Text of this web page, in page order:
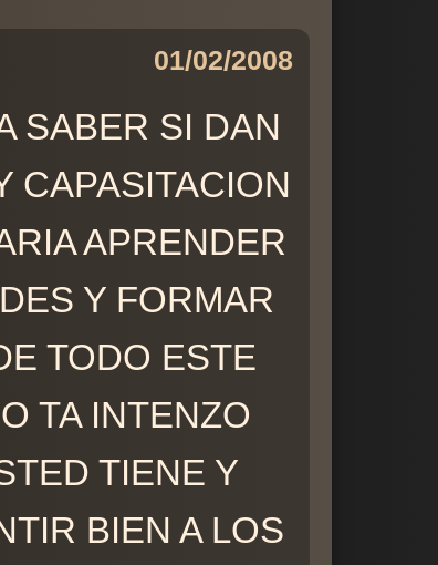
01/02/2008
SABER SI DAN
CAPASITACION
APRENDER
Y FORMAR
TODO ESTE
TA INTENZO
TIENE Y
BIEN A LOS